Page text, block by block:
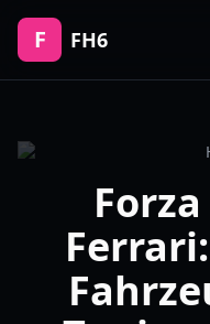
F FH6